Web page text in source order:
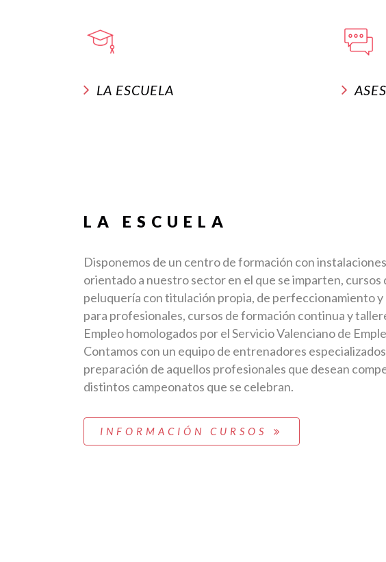
LA ESCUELA
LA ESCUELA
Disponemos de un centro de formación con
orientado a nuestro sector en el que se imparten, cursos
peluquería con titulación propia, de perfeccionamiento y
para profesionales, cursos de formación continua y
Empleo homologados por el Servicio Valenciano de
Contamos con un equipo de entrenadores
preparación de aquellos profesionales que desean
distintos campeonatos que se celebran.
INFORMACIÓN CURSOS